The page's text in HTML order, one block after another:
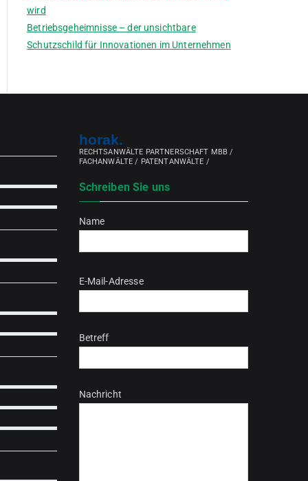
wird
Betriebsgeheimnisse – der unsichtbare
Schutzschild für Innovationen im Unternehmen
horak.
RECHTSANWÄLTE PARTNERSCHAFT MBB /
FACHANWÄLTE / PATENTANWÄLTE /
Schreiben Sie uns
Name
E-Mail-Adresse
Betreff
Nachricht